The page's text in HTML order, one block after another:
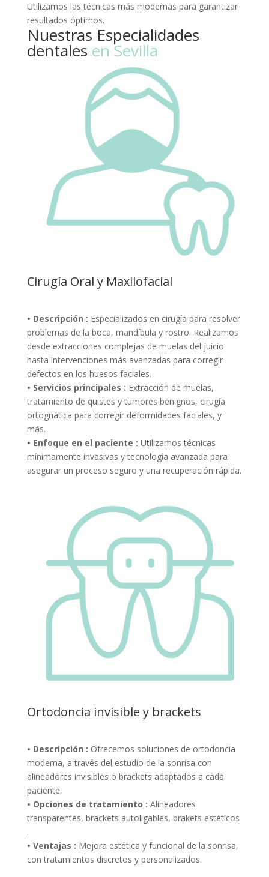
Utilizamos las técnicas más modernas para garantizar
resultados óptimos.
Nuestras Especialidades
dentales en Sevilla
Cirugía Oral y Maxilofacial
• Descripción : Especializados en cirugía para resolver
problemas de la boca, mandíbula y rostro. Realizamos
desde extracciones complejas de muelas del juicio
hasta intervenciones más avanzadas para corregir
defectos en los huesos faciales.
• Servicios principales : Extracción de muelas,
tratamiento de quistes y tumores benignos, cirugía
ortognática para corregir deformidades faciales, y
más.
• Enfoque en el paciente : Utilizamos técnicas
mínimamente invasivas y tecnología avanzada para
asegurar un proceso seguro y una recuperación rápida.
Ortodoncia invisible y brackets
• Descripción : Ofrecemos soluciones de ortodoncia
moderna, a través del estudio de la sonrisa con
alineadores invisibles o brackets adaptados a cada
paciente.
• Opciones de tratamiento : Alineadores
transparentes, brackets autoligables, brakets estéticos
.
• Ventajas : Mejora estética y funcional de la sonrisa,
con tratamientos discretos y personalizados.